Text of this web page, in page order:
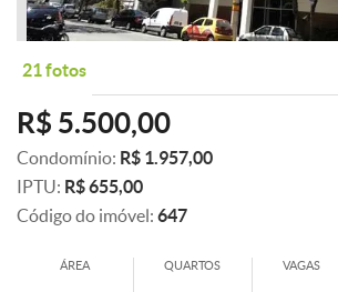
21 fotos
R$ 5.500,00
Condomínio: R$ 1.957,00
IPTU: R$ 655,00
Código do imóvel: 647
ÁREA QUARTOS VAGAS